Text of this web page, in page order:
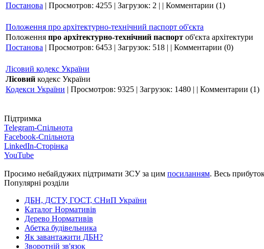
Постанова | Просмотров: 4255 | Загрузок: 2 | | Комментарии (1)
Положення про архітектурно-технічний паспорт об'єкта
Положення про архітектурно-технічний паспорт об'єкта архітектури
Постанова | Просмотров: 6453 | Загрузок: 518 | | Комментарии (0)
Лісовий кодекс України
Лісовий кодекс України
Кодекси України | Просмотров: 9325 | Загрузок: 1480 | | Комментарии (1)
Підтримка
Telegram-Спільнота
Facebook-Спільнота
LinkedIn-Сторінка
YouTube
Просимо небайдужих підтримати ЗСУ за цим посиланням. Весь
Популярні розділи
ДБН, ДСТУ, ГОСТ, СНиП України
Каталог Нормативів
Дерево Нормативів
Абетка будівельника
Як завантажити ДБН?
Зворотній зв'язок